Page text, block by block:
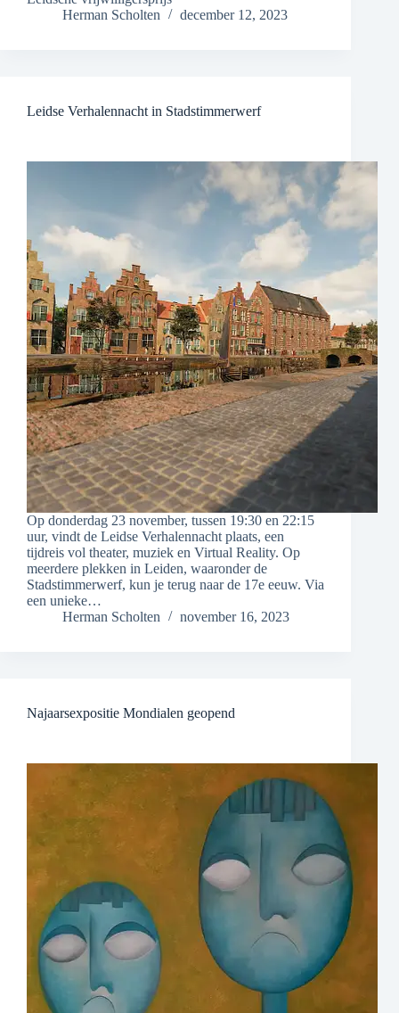
Herman Scholten
december 12, 2023
Leidse Verhalennacht in Stadstimmerwerf
Op donderdag 23 november, tussen 19:30 en 22:15
uur, vindt de Leidse Verhalennacht plaats, een
tijdreis vol theater, muziek en Virtual Reality. Op
meerdere plekken in Leiden, waaronder de
Stadstimmerwerf, kun je terug naar de 17e eeuw. Via
een unieke…
Herman Scholten
november 16, 2023
Najaarsexpositie Mondialen geopend